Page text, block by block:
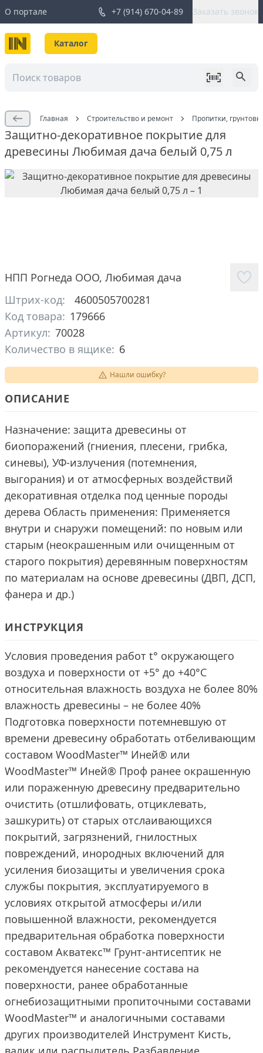
О портале +7 (914) 670-04-89 Заказать звонок
Каталог
Главная Строительство и ремонт Пропитки,
Защитно-декоративное покрытие для
древесины Любимая дача белый 0,75 л
НПП Рогнеда ООО, Любимая дача
Штрих-код:
4600505700281
Код товара: 179666
Артикул: 70028
Количество в ящике: 6
Нашли ошибку?
ОПИСАНИЕ
Назначение: защита древесины от
биопоражений (гниения, плесени, грибка,
синевы), УФ-излучения (потемнения,
выгорания) и от атмосферных воздействий
декоративная отделка под ценные породы
дерева Область применения: Применяется
внутри и снаружи помещений: по новым или
старым (неокрашенным или очищенным от
старого покрытия) деревянным поверхностям
по материалам на основе древесины (ДВП, ДСП,
фанера и др.)
ИНСТРУКЦИЯ
Условия проведения работ t° окружающего
воздуха и поверхности от +5° до +40°С
относительная влажность воздуха не более 80%
влажность древесины – не более 40%
Подготовка поверхности потемневшую от
времени древесину обработать отбеливающим
составом WoodMaster™ Иней® или
WoodMaster™ Иней® Проф ранее окрашенную
или пораженную древесину предварительно
очистить (отшлифовать, отциклевать,
зашкурить) от старых отслаивающихся
покрытий, загрязнений, гнилостных
повреждений, инородных включений для
усиления биозащиты и увеличения срока
службы покрытия, эксплуатируемого в
условиях открытой атмосферы и/или
повышенной влажности, рекомендуется
предварительная обработка поверхности
составом Акватекс™ Грунт-антисептик не
рекомендуется нанесение состава на
поверхности, ранее обработанные
огнебиозащитными пропиточными составами
WoodMaster™ и аналогичными составами
других производителей Инструмент Кисть,